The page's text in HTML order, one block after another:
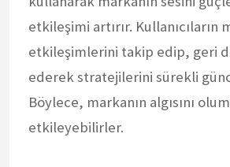
etkileşimi artırır. Kullanıcıların
etkileşimlerini takip edip, geri
ederek stratejilerini sürekli
Böylece, markanın algısını
etkileyebilirler.